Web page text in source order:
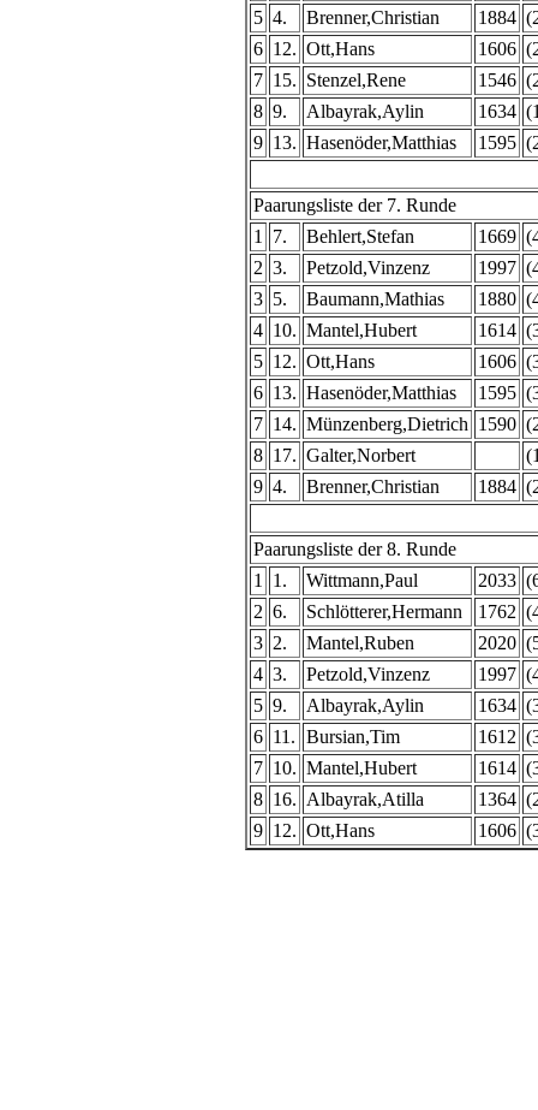
5 4. Brenner,Christian 1884
6 12. Ott,Hans 1606
7 15. Stenzel,Rene 1546
8 9. Albayrak,Aylin 1634
9 13. Hasenöder,Matthias 1595
Paarungsliste der 7. Runde
1
7. Behlert,Stefan 1669
2 3. Petzold,Vinzenz 1997
3 5. Baumann,Mathias 1880
4 10. Mantel,Hubert 1614
5 12. Ott,Hans 1606
6 13. Hasenöder,Matthias 1595
7 14. Münzenberg,Dietrich 1590
8 17. Galter,Norbert
9 4. Brenner,Christian 1884
Paarungsliste der 8. Runde
1
1. Wittmann,Paul 2033
2 6. Schlötterer,Hermann 1762
3 2. Mantel,Ruben 2020
4 3. Petzold,Vinzenz 1997
5 9. Albayrak,Aylin 1634
6 11. Bursian,Tim 1612
7 10. Mantel,Hubert 1614
8 16. Albayrak,Atilla 1364
9 12. Ott,Hans 1606